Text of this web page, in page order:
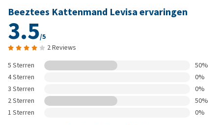
Beeztees Kattenmand Levisa ervaringen
3.5/5
2 Reviews
5 Sterren
50%
4 Sterren
0%
3 Sterren
0%
2 Sterren
50%
1 Sterren
0%